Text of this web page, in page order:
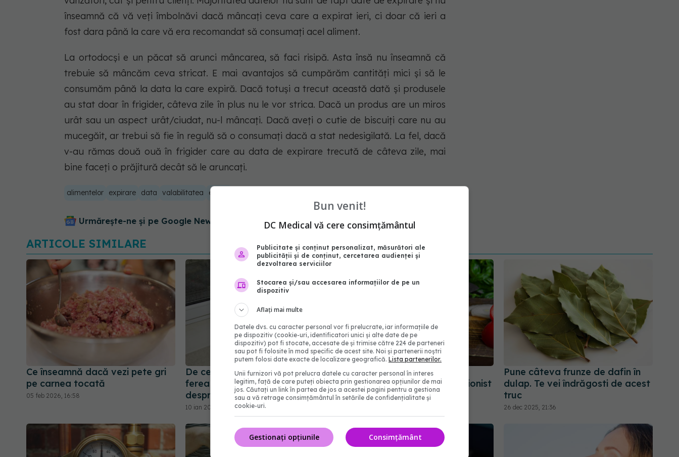
înseamnă că vă veți îmbolnăvi dacă mâncați ceva care a expirat ieri, ci doar că ieri a
fost dara până la care vă era recomandat să consumați acel aliment.
La ortodocși e un păcat să arunci mâncarea, să faci risipă. Asta însă nu înseamnă că
trebuie să mâncăm ceva stricat. E mai avantajos să cumpărăm cantități mici și să le
consumăm până la data la care expiră. Dacă totuși a trecut această dată și produsele
au stat doar în frigider, câteva zile în plus nu le vor strica. Dacă un produs are un miros
urât sau un aspect urât/ciudat, nu-l mâncați. Dacă aveți o cutie de biscuiți care nu au
mucegăit, ar trebui să fie în regulă să o consumați dacă a stat nedesigilată. La fel, dacă
v-au rămas două ouă în frigider care au data de expirare trecută de câteva zile, mai
bine faceți o prăjitură decât să le aruncați.
alimentelor expirare data valabilitatea expira
Urmărește-ne și pe Google News - abonează‑te!
ARTICOLE SIMILARE
Ce înseamnă dacă vezi pete gri
pe carnea tocată
05 feb 2026, 16:58
De ce pun unii oameni sare lângă
fereastră. Ce spune știința
despre acest obicei
10 ian 2026, 12:30
Cum se taie corect ceapa,
potrivit unui bucătar profesionist
18 mar 2026, 19:58
Pune câteva frunze de dafin în
dulap. Te vei îndrăgosti de acest
truc
26 dec 2025, 21:36
Bun venit!
DC Medical vă cere consimțământul
Publicitate și conținut personalizat, măsurători ale
publicității și de conținut, cercetarea audienței și
dezvoltarea serviciilor
Stocarea și/sau accesarea informațiilor de pe un
dispozitiv
Aflați mai multe
Datele dvs. cu caracter personal vor fi prelucrate, iar informațiile de
pe dispozitiv (cookie-uri, identificatori unici și alte date de pe
dispozitiv) pot fi stocate, accesate de și trimise către 224 de parteneri
sau pot fi folosite în mod specific de acest site. Noi și partenerii noștri
putem folosi date exacte de localizare geografică. Lista partenerilor.
Unii furnizori vă pot prelucra datele cu caracter personal în interes
legitim, față de care puteți obiecta prin gestionarea opțiunilor de mai
jos. Căutați un link în partea de jos a acestei pagini pentru a gestiona
sau a vă retrage consimțământul în setările de confidențialitate și
cookie-uri.
Consimțământ
Gestionați opțiunile